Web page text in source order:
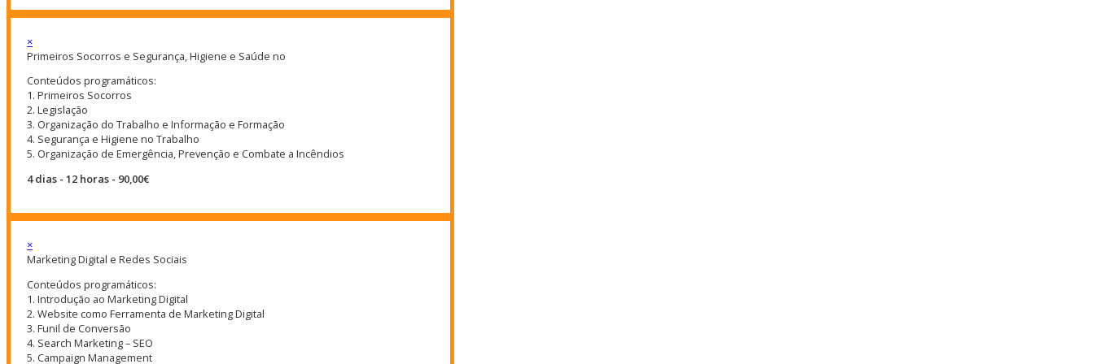
×
Primeiros Socorros e Segurança, Higiene e Saúde no
Conteúdos programáticos:
1. Primeiros Socorros
2. Legislação
3. Organização do Trabalho e Informação e Formação
4. Segurança e Higiene no Trabalho
5. Organização de Emergência, Prevenção e Combate a Incêndios
4 dias - 12 horas - 90,00€
×
Marketing Digital e Redes Sociais
Conteúdos programáticos:
1. Introdução ao Marketing Digital
2. Website como Ferramenta de Marketing Digital
3. Funil de Conversão
4. Search Marketing – SEO
5. Campaign Management